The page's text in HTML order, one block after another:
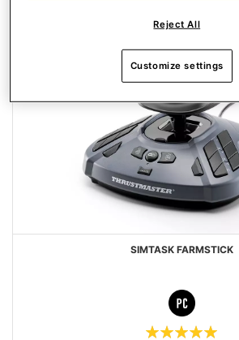
SIMTASK FARMSTICK
Reject All
Customize settings